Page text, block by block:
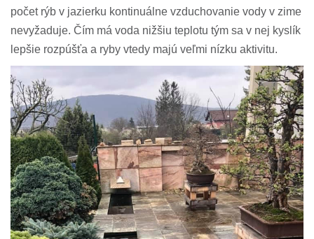
počet rýb v jazierku kontinuálne vzduchovanie vody v zime
nevyžaduje. Čím má voda nižšiu teplotu tým sa v nej kyslík
lepšie rozpúšťa a ryby vtedy majú veľmi nízku aktivitu.